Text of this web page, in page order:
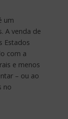
um
A venda de
Estados
com a
e menos
– ou ao
no